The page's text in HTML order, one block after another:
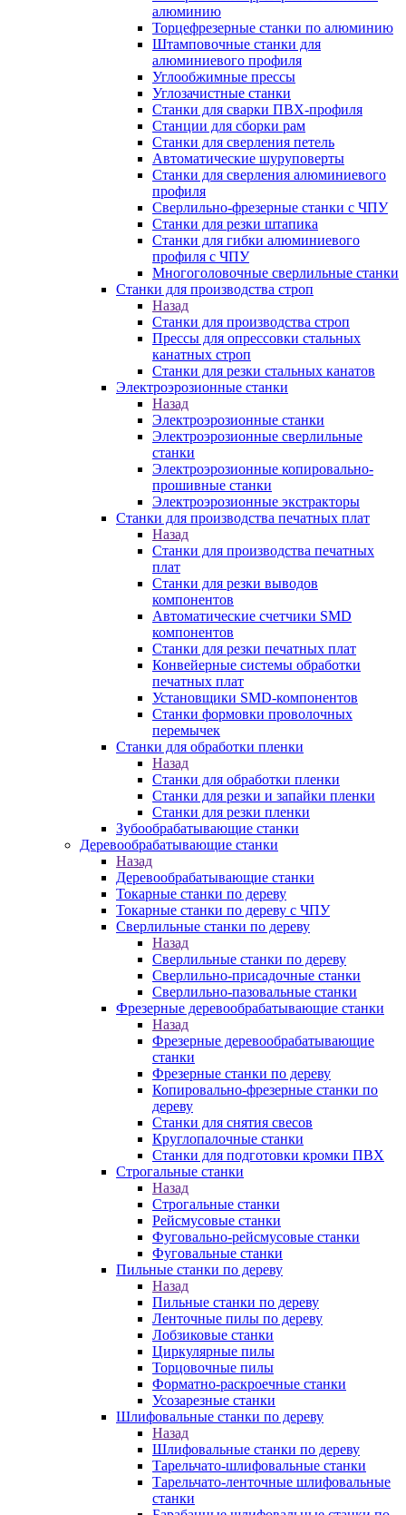
алюминию
Торцефрезерные станки по алюминию
Штамповочные станки для
алюминиевого профиля
Углообжимные прессы
Углозачистные станки
Станки для сварки ПВХ-профиля
Станции для сборки рам
Станки для сверления петель
Автоматические шуруповерты
Станки для сверления алюминиевого
профиля
Сверлильно-фрезерные станки с ЧПУ
Станки для резки штапика
Станки для гибки алюминиевого
профиля с ЧПУ
Многоголовочные сверлильные станки
Станки для производства строп
Назад
Станки для производства строп
Прессы для опрессовки стальных
канатных строп
Станки для резки стальных канатов
Электроэрозионные станки
Назад
Электроэрозионные станки
Электроэрозионные сверлильные
станки
Электроэрозионные копировально-
прошивные станки
Электроэрозионные экстракторы
Станки для производства печатных плат
Назад
Станки для производства печатных
плат
Станки для резки выводов
компонентов
Автоматические счетчики SMD
компонентов
Станки для резки печатных плат
Конвейерные системы обработки
печатных плат
Установщики SMD-компонентов
Станки формовки проволочных
перемычек
Станки для обработки пленки
Назад
Станки для обработки пленки
Станки для резки и запайки пленки
Станки для резки пленки
Зубообрабатывающие станки
Деревообрабатывающие станки
Назад
Деревообрабатывающие станки
Токарные станки по дереву
Токарные станки по дереву с ЧПУ
Сверлильные станки по дереву
Назад
Сверлильные станки по дереву
Сверлильно-присадочные станки
Сверлильно-пазовальные станки
Фрезерные деревообрабатывающие станки
Назад
Фрезерные деревообрабатывающие
станки
Фрезерные станки по дереву
Копировально-фрезерные станки по
дереву
Станки для снятия свесов
Круглопалочные станки
Станки для подготовки кромки ПВХ
Строгальные станки
Назад
Строгальные станки
Рейсмусовые станки
Фуговально-рейсмусовые станки
Фуговальные станки
Пильные станки по дереву
Назад
Пильные станки по дереву
Ленточные пилы по дереву
Лобзиковые станки
Циркулярные пилы
Торцовочные пилы
Форматно-раскроечные станки
Усозарезные станки
Шлифовальные станки по дереву
Назад
Шлифовальные станки по дереву
Тарельчато-шлифовальные станки
Тарельчато-ленточные шлифовальные
станки